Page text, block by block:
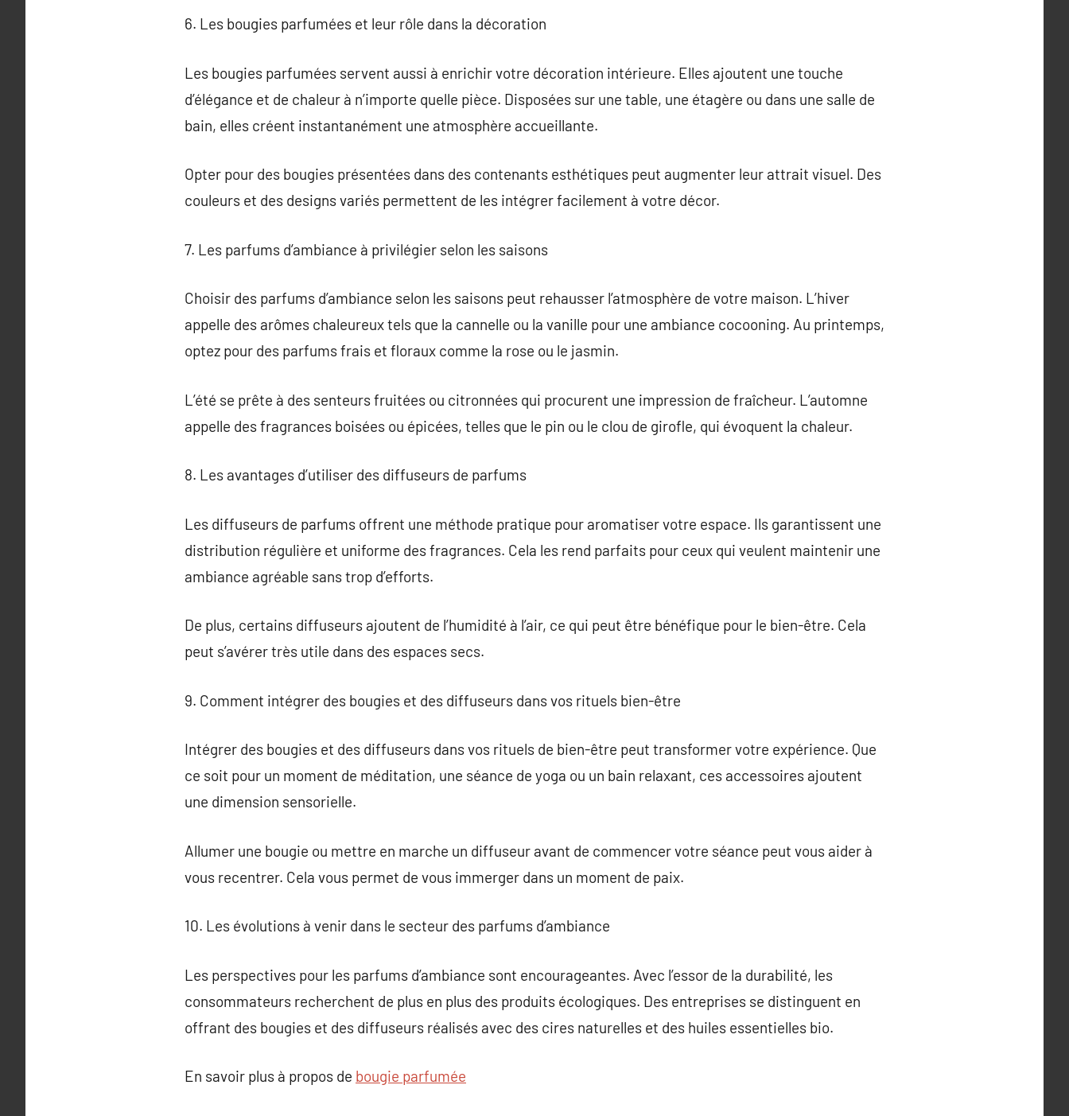
6. Les bougies parfumées et leur rôle dans la décoration
Les bougies parfumées servent aussi à enrichir votre décoration intérieure. Elles ajoutent une touche
d’élégance et de chaleur à n’importe quelle pièce. Disposées sur une table, une étagère ou dans une salle de
bain, elles créent instantanément une atmosphère accueillante.
Opter pour des bougies présentées dans des contenants esthétiques peut augmenter leur attrait visuel. Des
couleurs et des designs variés permettent de les intégrer facilement à votre décor.
7. Les parfums d’ambiance à privilégier selon les saisons
Choisir des parfums d’ambiance selon les saisons peut rehausser l’atmosphère de votre maison. L’hiver
appelle des arômes chaleureux tels que la cannelle ou la vanille pour une ambiance cocooning. Au printemps,
optez pour des parfums frais et floraux comme la rose ou le jasmin.
L’été se prête à des senteurs fruitées ou citronnées qui procurent une impression de fraîcheur. L’automne
appelle des fragrances boisées ou épicées, telles que le pin ou le clou de girofle, qui évoquent la chaleur.
8. Les avantages d’utiliser des diffuseurs de parfums
Les diffuseurs de parfums offrent une méthode pratique pour aromatiser votre espace. Ils garantissent une
distribution régulière et uniforme des fragrances. Cela les rend parfaits pour ceux qui veulent maintenir une
ambiance agréable sans trop d’efforts.
De plus, certains diffuseurs ajoutent de l’humidité à l’air, ce qui peut être bénéfique pour le bien-être. Cela
peut s’avérer très utile dans des espaces secs.
9. Comment intégrer des bougies et des diffuseurs dans vos rituels bien-être
Intégrer des bougies et des diffuseurs dans vos rituels de bien-être peut transformer votre expérience. Que
ce soit pour un moment de méditation, une séance de yoga ou un bain relaxant, ces accessoires ajoutent
une dimension sensorielle.
Allumer une bougie ou mettre en marche un diffuseur avant de commencer votre séance peut vous aider à
vous recentrer. Cela vous permet de vous immerger dans un moment de paix.
10. Les évolutions à venir dans le secteur des parfums d’ambiance
Les perspectives pour les parfums d’ambiance sont encourageantes. Avec l’essor de la durabilité, les
consommateurs recherchent de plus en plus des produits écologiques. Des entreprises se distinguent en
offrant des bougies et des diffuseurs réalisés avec des cires naturelles et des huiles essentielles bio.
En savoir plus à propos de bougie parfumée